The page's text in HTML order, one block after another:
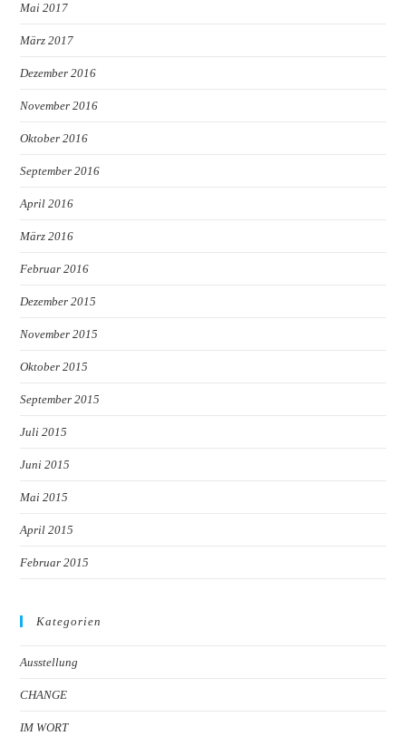
Mai 2017
März 2017
Dezember 2016
November 2016
Oktober 2016
September 2016
April 2016
März 2016
Februar 2016
Dezember 2015
November 2015
Oktober 2015
September 2015
Juli 2015
Juni 2015
Mai 2015
April 2015
Februar 2015
Kategorien
Ausstellung
CHANGE
IM WORT